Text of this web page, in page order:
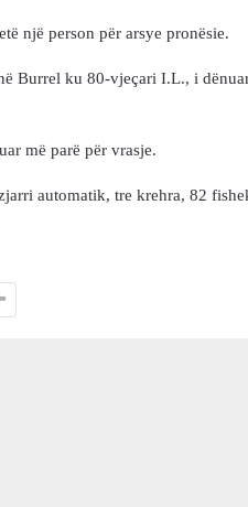
një person për arsye pronësie.
Burrel ku 80-vjeçari I.L., i
më parë për vrasje.
automatik, tre krehra, 82